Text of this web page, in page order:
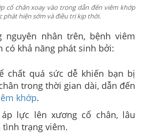
cổ chân xoay vào trong dẫn đến viêm khớp
phát hiện sớm và điều trị kịp thời.
nguyên nhân trên, bệnh viêm
có khả năng phát sinh bởi:
chất quá sức dễ khiến bạn bị
trong thời gian dài, dẫn đến
khớp.
lực lên xương cổ chân, lâu
tình trạng viêm.